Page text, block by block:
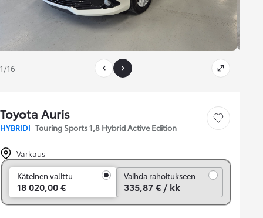
1/16
Toyota Auris
HYBRIDI Touring Sports 1,8 Hybrid Active Edition
Tallenna auto
Varkaus
Käteinen valittu
18 020,00 €
Vaihda rahoitukseen
335,87 € / kk